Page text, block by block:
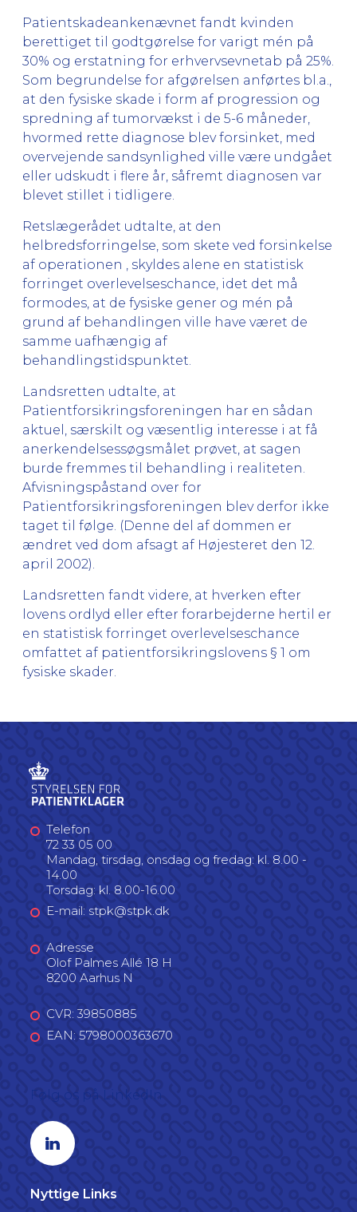
Patientskadeankenævnet fandt kvinden
berettiget til godtgørelse for varigt mén på
30% og erstatning for erhvervsevnetab på 25%.
Som begrundelse for afgørelsen anførtes bl.a.,
at den fysiske skade i form af progression og
spredning af tumorvækst i de 5-6 måneder,
hvormed rette diagnose blev forsinket, med
overvejende sandsynlighed ville være undgået
eller udskudt i flere år, såfremt diagnosen var
blevet stillet i tidligere.
Retslægerådet udtalte, at den
helbredsforringelse, som skete ved forsinkelse
af operationen , skyldes alene en statistisk
forringet overlevelseschance, idet det må
formodes, at de fysiske gener og mén på
grund af behandlingen ville have været de
samme uafhængig af
behandlingstidspunktet.
Landsretten udtalte, at
Patientforsikringsforeningen har en sådan
aktuel, særskilt og væsentlig interesse i at få
anerkendelsessøgsmålet prøvet, at sagen
burde fremmes til behandling i realiteten.
Afvisningspåstand over for
Patientforsikringsforeningen blev derfor ikke
taget til følge. (Denne del af dommen er
ændret ved dom afsagt af Højesteret den 12.
april 2002).
Landsretten fandt videre, at hverken efter
lovens ordlyd eller efter forarbejderne hertil er
en statistisk forringet overlevelseschance
omfattet af patientforsikringslovens § 1 om
fysiske skader.
Telefon
72 33 05 00
Mandag, tirsdag, onsdag og fredag: kl. 8.00 -
14.00
Torsdag: kl. 8.00-16.00
E-mail: stpk@stpk.dk
Adresse
Olof Palmes Allé 18 H
8200 Aarhus N
CVR: 39850885
EAN: 5798000363670
Linkedin profil
Nyttige Links